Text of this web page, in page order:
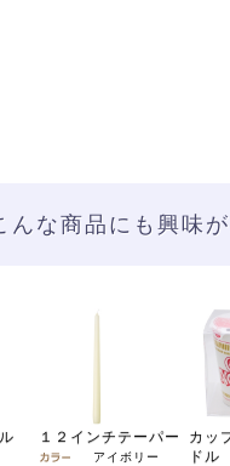
んな商品にも興味
１２インチテーパー
アイボリー
カッ
ドル